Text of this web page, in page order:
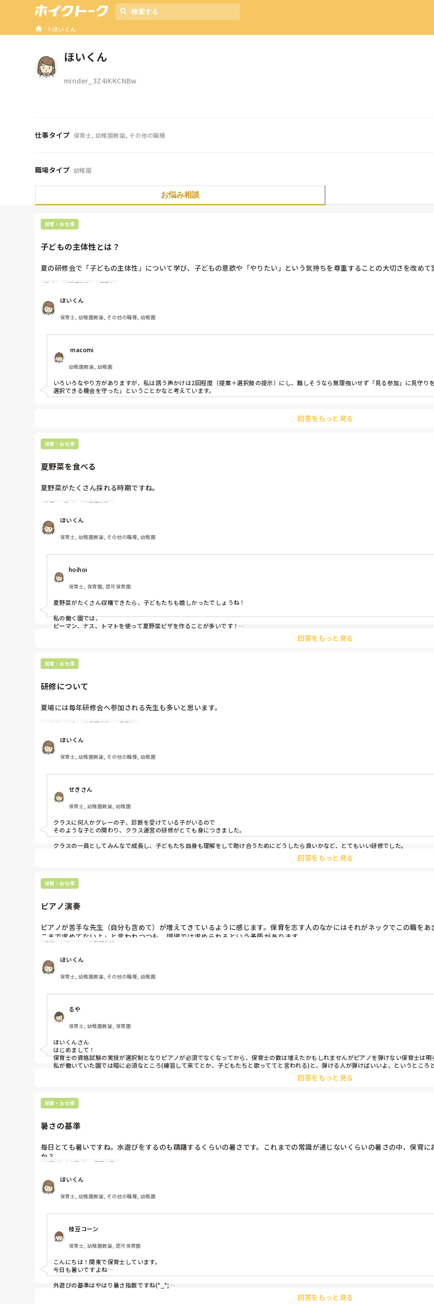
ほいくん
ほいくん
minder_3Z4iKKCNBw
仕事タイプ 保育士, 幼稚園教諭, その他の職種
職場タイプ 幼稚園
お悩み相談
保育・お仕事
子どもの主体性とは？
夏の研修会で「子どもの主体性」について学び、子どもの意欲や「やりたい」という気持ちを尊重することの大切さを改めて
遊びや行事の際、「やりたくない」「やらない」と表現する子どもに対して、どこまで「やってみよう」と誘ったり促したり
もちろん、保育者として子どもや保護者の方と対話をし、その活動のねらいが達成できるように支えていくことが役割であ
う本人の意思（「やらない」という選択）もまた、ひとつの主体性として受け入れるべきなのかと葛藤することがあります。
​・無理に誘うことで嫌な気持ちを強めてしまわないか
・逆に、すぐに引き下がることで体験の機会を逃させてしまわないか
皆さんの園では、こうした場面でどのように捉え、子どもたちと関わっていらっしゃいますか？「誘い方の線引き」や「『
考えや実践されている工夫があれば、ぜひ知りたいです。よろしくお願いします。
遊び 幼稚園教諭 保育士
ほいくん
保育士, 幼稚園教諭, その他の職種, 幼稚園
macomi
幼稚園教諭, 幼稚園
いろいろなやり方がありますが、私は誘う声かけは2回程度（提案＋選択肢の提示）にし、難しそうなら無理強いせず「見る参加」に見守り
回答をもっと見る
保育・お仕事
夏野菜を食べる
夏野菜がたくさん採れる時期ですね。
みなさんはどんなふうに調理していますか？子どもたちが喜ぶメニューがあったら知りたいです。
また、採れすぎてしまったときは、どうしていますか？
生活 遊び 幼稚園教諭
ほいくん
保育士, 幼稚園教諭, その他の職種, 幼稚園
hoihoi
保育士, 保育園, 認可保育園
夏野菜がたくさん収穫できたら、子どもたちも嬉しかったでしょうね！
私の働く園では、
ピーマン、ナス、トマトを使って夏野菜ピザを作ることが多いです！
野菜を洗う、切る、焼く、クッキングも楽しめるのでおすすめです！
回答をもっと見る
保育・お仕事
研修について
夏場には毎年研修会へ参加される先生も多いと思います。
また、今「こんなことを学びたい！」と思っていることはありますか？
研修についていろんな話を聞いてみたいです。
スキルアップ 幼稚園教諭 保育士
ほいくん
保育士, 幼稚園教諭, その他の職種, 幼稚園
せきさん
保育士, 幼稚園教諭, 幼稚園
クラスに何人かグレーの子、診断を受けている子がいるので
そのような子との関わり、クラス運営の研修がとても身につきました。
クラスの一員としてみんなで成長し、子どもたち自身も理解をして助け合うためにどうしたら良いかなど、とてもいい研修でした。
回答をもっと見る
保育・お仕事
ピアノ演奏
ピアノが苦手な先生（自分も含めて）が増えてきているように感じます。保育を志す人のなかにはそれがネックでこの職を
こまで求めてないよ」と言われつつも、現場では求められるという矛盾があります。
みなさんの園ではピアノ演奏、どこまで求められますか？
また、CDなどで代用することに関して、客観的にどう感じますか？
楽譜 ピアノ 幼稚園教諭
ほいくん
保育士, 幼稚園教諭, その他の職種, 幼稚園
るや
保育士, 幼稚園教諭, 保育園
ほいくんさん
はじめまして！
保育士の資格試験の実技が選択制となりピアノが必須でなくなってから、保育士の数は増えたかもしれませんがピアノを弾けない保育士は
私が働いていた園では暗に必須なところ(練習して来てとか、子どもたちと歌っててと言われる)と、弾ける人が弾けばいいよ、というところ
横割りのクラス運営だと必須になりがちで、縦割りだと弾ける人が、、というところが多かったように感じます。
弾けた方がいいに違いないですが、例えばピアノでなくてギターやウクレレ、アコーディオンなんかでもいいのかなと思います。
弾ける人がいなければ普段は音源でも仕方ないかなとも思いますが、子どもとの一体感が感じられるようにたまには生演奏で歌いたいですね😊
回答をもっと見る
保育・お仕事
暑さの基準
毎日とても暑いですね。水遊びをするのも躊躇するくらいの暑さです。これまでの常識が通じないくらいの暑さの中、保育
か？
外遊びをするときとしないときの明確な基準があったら参考にしたいです。
外遊び 水遊び 保育内容
ほいくん
保育士, 幼稚園教諭, その他の職種, 幼稚園
枝豆コーン
保育士, 幼稚園教諭, 認可保育園
こんにちは！関東で保育士しています。
今日も暑いですよね…
外遊びの基準はやはり暑さ指数ですね(*_*;
回答をもっと見る